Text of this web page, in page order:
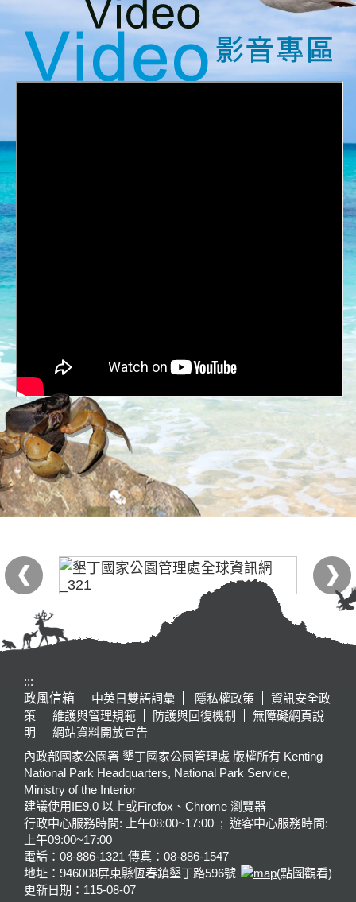
:::
政風信箱
中英日雙語詞彙 隱私權政策
資訊安全政
策
維護與管理規範 防護與回復機制
無障礙網頁說
明
網站資料開放宣告
內政部國家公園署 墾丁國家公園管理處 版權所有 Kenting
National Park Headquarters, National Park Service,
Ministry of the Interior
建議使用IE9.0 以上或Firefox、Chrome 瀏覽器
行政中心服務時間: 上午08:00~17:00 ; 遊客中心服務時間:
上午09:00~17:00
電話：08-886-1321 傳真：08-886-1547
地址：946008屏東縣恆春鎮墾丁路596號
(點圖觀看)
更新日期： 115-08-07